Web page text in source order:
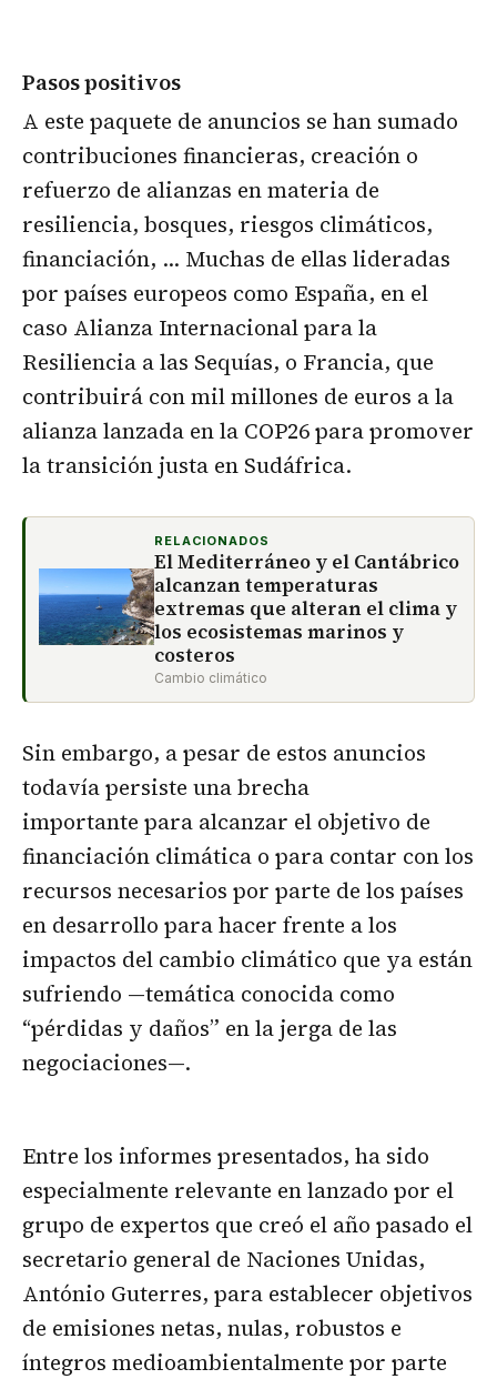
Pasos positivos
A este paquete de anuncios se han sumado
contribuciones financieras, creación o
refuerzo de alianzas en materia de
resiliencia, bosques, riesgos climáticos,
financiación, … Muchas de ellas lideradas
por países europeos como España, en el
caso Alianza Internacional para la
Resiliencia a las Sequías, o Francia, que
contribuirá con mil millones de euros a la
alianza lanzada en la COP26 para promover
la transición justa en Sudáfrica.
RELACIONADOS
El Mediterráneo y el Cantábrico
alcanzan temperaturas
extremas que alteran el clima y
los ecosistemas marinos y
costeros
Cambio climático
Sin embargo, a pesar de estos anuncios
todavía persiste una brecha
importante para alcanzar el objetivo de
financiación climática o para contar con los
recursos necesarios por parte de los países
en desarrollo para hacer frente a los
impactos del cambio climático que ya están
sufriendo —temática conocida como
“pérdidas y daños” en la jerga de las
negociaciones—.
Entre los informes presentados, ha sido
especialmente relevante en lanzado por el
grupo de expertos que creó el año pasado el
secretario general de Naciones Unidas,
António Guterres, para establecer objetivos
de emisiones netas, nulas, robustos e
íntegros medioambientalmente por parte